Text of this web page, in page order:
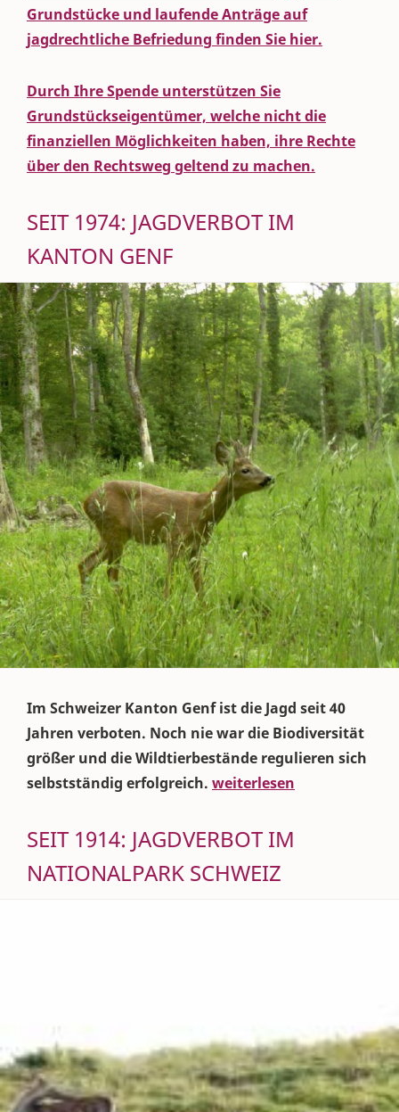
Grundstücke und laufende Anträge auf
jagdrechtliche Befriedung finden Sie hier.
Durch Ihre Spende unterstützen Sie
Grundstückseigentümer, welche nicht die
finanziellen Möglichkeiten haben, ihre Rechte
über den Rechtsweg geltend zu machen.
SEIT 1974: JAGDVERBOT IM
KANTON GENF
Im Schweizer Kanton Genf ist die Jagd seit 40
Jahren verboten. Noch nie war die Biodiversität
größer und die Wildtierbestände regulieren sich
selbstständig erfolgreich. weiterlesen
SEIT 1914: JAGDVERBOT IM
NATIONALPARK SCHWEIZ